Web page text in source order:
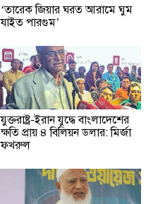
‘তারেক জিয়ার ঘরত আরামে ঘুম
যাইত পারগুম’
যুক্তরাষ্ট্র-ইরান যুদ্ধে বাংলাদেশের
ক্ষতি প্রায় ৪ বিলিয়ন ডলার: মির্জা
ফখরুল